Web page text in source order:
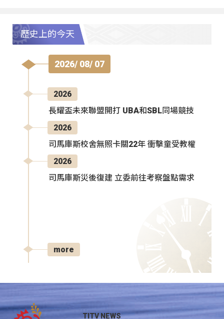
歷史上的今天
2026/ 08/ 07
2026
長耀盃未來聯盟開打 UBA和SBL同場競技
2026
司馬庫斯校舍無照卡關22年 衝擊童受教權
2026
司馬庫斯災後復建 立委前往考察盤點需求
more
TITV NEWS